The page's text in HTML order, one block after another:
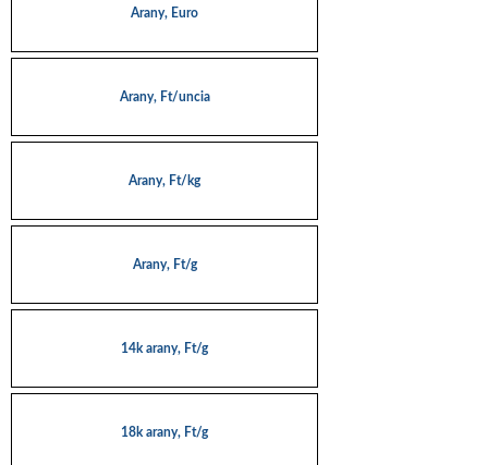
Arany, Euro
Arany, Ft/uncia
Arany, Ft/kg
Arany, Ft/g
14k arany, Ft/g
18k arany, Ft/g